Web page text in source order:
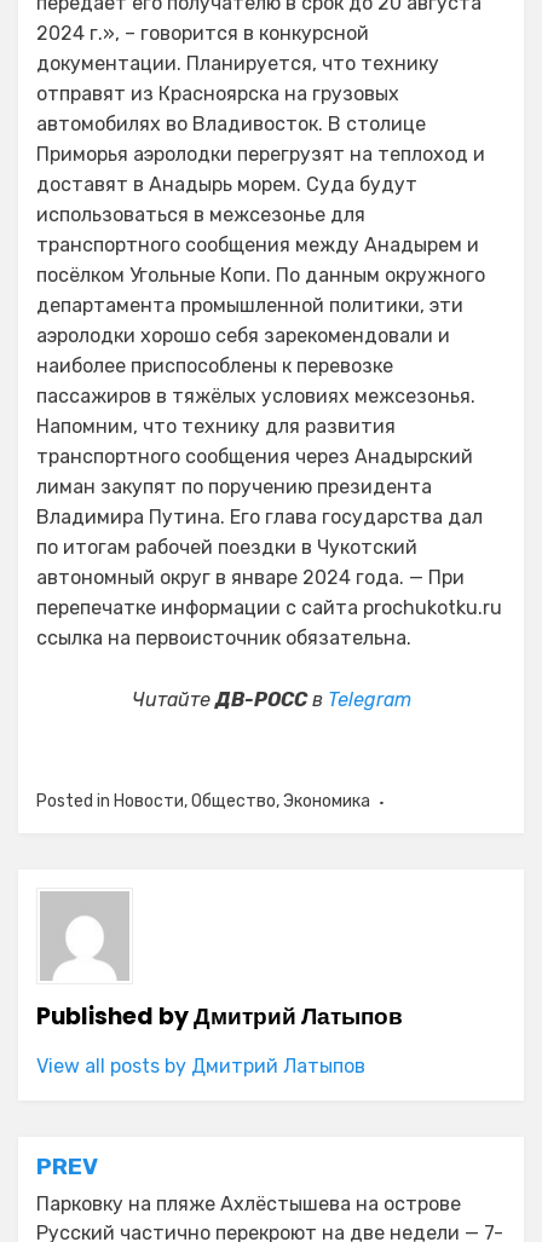
2024 г.», – говорится в конкурсной
документации. Планируется, что технику
отправят из Красноярска на грузовых
автомобилях во Владивосток. В столице
Приморья аэролодки перегрузят на теплоход и
доставят в Анадырь морем. Суда будут
использоваться в межсезонье для
транспортного сообщения между Анадырем и
посёлком Угольные Копи. По данным окружного
департамента промышленной политики, эти
аэролодки хорошо себя зарекомендовали и
наиболее приспособлены к перевозке
пассажиров в тяжёлых условиях межсезонья.
Напомним, что технику для развития
транспортного сообщения через Анадырский
лиман закупят по поручению президента
Владимира Путина. Его глава государства дал
по итогам рабочей поездки в Чукотский
автономный округ в январе 2024 года. — При
перепечатке информации с сайта prochukotku.ru
ссылка на первоисточник обязательна.
ЧитайтеДВ-РОССв Telegram
Posted in Новости,Общество,Экономика
Published byДмитрий Латыпов
View all posts by Дмитрий Латыпов
Навигация
по
PREV
Парковку на пляже Ахлёстышева на острове
Русский частично перекроют на две недели — 7-